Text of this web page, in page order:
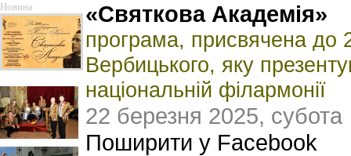
Новина «Святкова Академія»
програма, присвячена до
Вербицького, яку
національній філармонії
22 березня 2025, субота
Поширити у Facebook